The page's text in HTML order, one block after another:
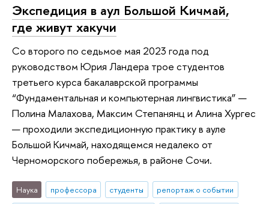
Экспедиция в аул Большой Кичмай,
где живут хакучи
Со второго по седьмое мая 2023 года под
руководством Юрия Ландера трое студентов
третьего курса бакалаврской программы
“Фундаментальная и компьютерная лингвистика” —
Полина Малахова, Максим Степанянц и Алина Хургес
— проходили экспедиционную практику в ауле
Большой Кичмай, находящемся недалеко от
Черноморского побережья, в районе Сочи.
Наука профессора студенты
репортаж о событии